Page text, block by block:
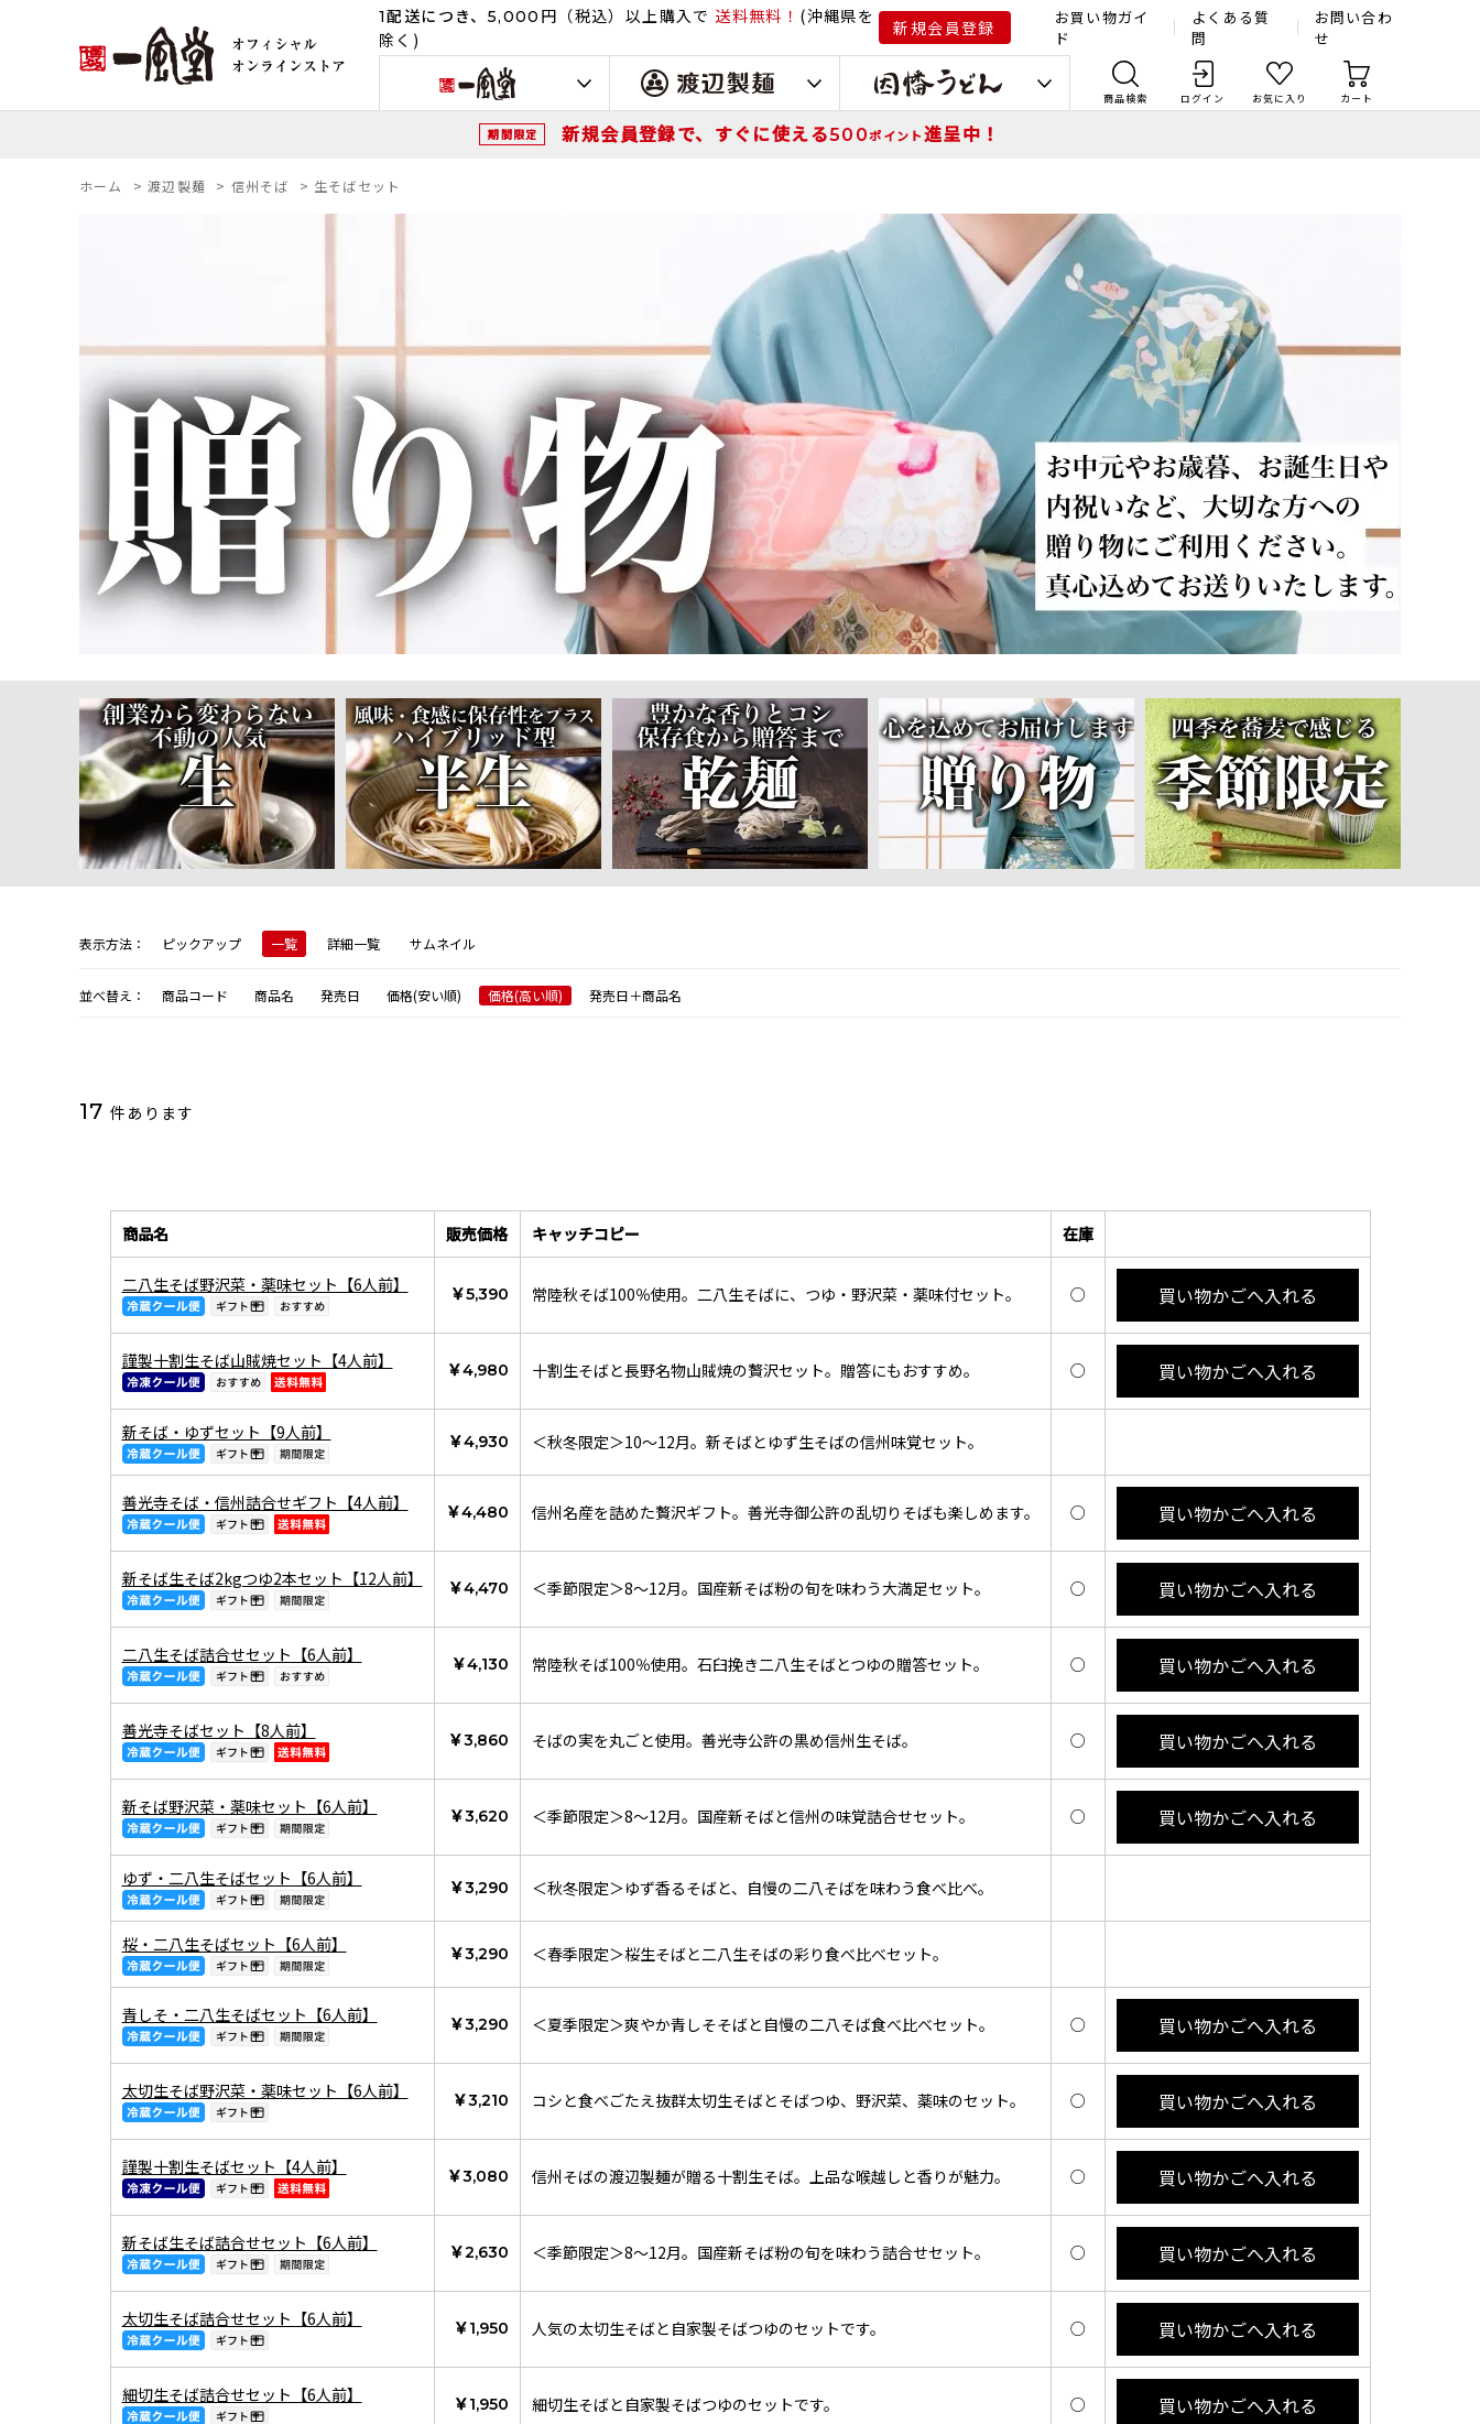
1配送につき、5,000 円（税込） 以上購入で 送料無料！ (沖縄県を
除く)
新規会員登録
お買い物ガイ
ド
よくある質
問
お問い合わ
せ
商品検索 ログイン お気に入り カート
期間限定 新規会員登録で、すぐに使える500ポイント進呈中！
ホーム >渡辺製麺 > 信州そば > 生そばセット
表示方法： ピックアップ 一覧 詳細一覧 サムネイル
並べ替え： 商品コード 商品名 発売日 価格(安い順) 価格(高い順) 発売日＋商品名
17 件あります
商品名 販売価格 キャッチコピー 在庫
二八生そば野沢菜・薬味セット【6人前】 ￥5,390 常陸秋そば100％使用。二八生そばに、つゆ・野沢菜・薬味付セット。 ○ 買い物かごへ入れる
謹製十割生そば山賊焼セット【4人前】 ￥4,980 十割生そばと長野名物山賊焼の贅沢セット。贈答にもおすすめ。 ○ 買い物かごへ入れる
新そば・ゆずセット【9人前】 ￥4,930 ＜秋冬限定＞10～12月。新そばとゆず生そばの信州味覚セット。
善光寺そば・信州詰合せギフト【4人前】 ￥4,480 信州名産を詰めた贅沢ギフト。善光寺御公許の乱切りそばも楽しめます。 ○ 買い物かごへ入れる
新そば生そば2kgつゆ2本セット【12人前】 ￥4,470 ＜季節限定＞8～12月。国産新そば粉の旬を味わう大満足セット。 ○ 買い物かごへ入れる
二八生そば詰合せセット【6人前】 ￥4,130 常陸秋そば100％使用。石臼挽き二八生そばとつゆの贈答セット。 ○ 買い物かごへ入れる
善光寺そばセット【8人前】 ￥3,860 そばの実を丸ごと使用。善光寺公許の黒め信州生そば。 ○ 買い物かごへ入れる
新そば野沢菜・薬味セット【6人前】 ￥3,620 ＜季節限定＞8～12月。国産新そばと信州の味覚詰合せセット。 ○ 買い物かごへ入れる
ゆず・二八生そばセット【6人前】 ￥3,290 ＜秋冬限定＞ゆず香るそばと、自慢の二八そばを味わう食べ比べ。
桜・二八生そばセット【6人前】 ￥3,290 ＜春季限定＞桜生そばと二八生そばの彩り食べ比べセット。
青しそ・二八生そばセット【6人前】 ￥3,290 ＜夏季限定＞爽やか青しそそばと自慢の二八そば食べ比べセット。 ○ 買い物かごへ入れる
太切生そば野沢菜・薬味セット【6人前】 ￥3,210 コシと食べごたえ抜群太切生そばとそばつゆ、野沢菜、薬味のセット。 ○ 買い物かごへ入れる
謹製十割生そばセット【4人前】 ￥3,080 信州そばの渡辺製麺が贈る十割生そば。上品な喉越しと香りが魅力。 ○ 買い物かごへ入れる
新そば生そば詰合せセット【6人前】 ￥2,630 ＜季節限定＞8～12月。国産新そば粉の旬を味わう詰合せセット。 ○ 買い物かごへ入れる
太切生そば詰合せセット【6人前】 ￥1,950 人気の太切生そばと自家製そばつゆのセットです。 ○ 買い物かごへ入れる
細切生そば詰合せセット【6人前】 ￥1,950 細切生そばと自家製そばつゆのセットです。 ○ 買い物かごへ入れる